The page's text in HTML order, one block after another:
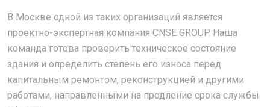
В Москве одной из таких организаций является
проектно-экспертная компания CNSE GROUP. Наша
команда готова проверить техническое состояние
здания и определить степень его износа перед
капитальным ремонтом, реконструкцией и другими
работами, направленными на продление срока службы